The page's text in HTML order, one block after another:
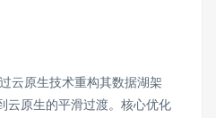
云原生技术重构其数据湖架
云原生的平滑过渡。核心优化